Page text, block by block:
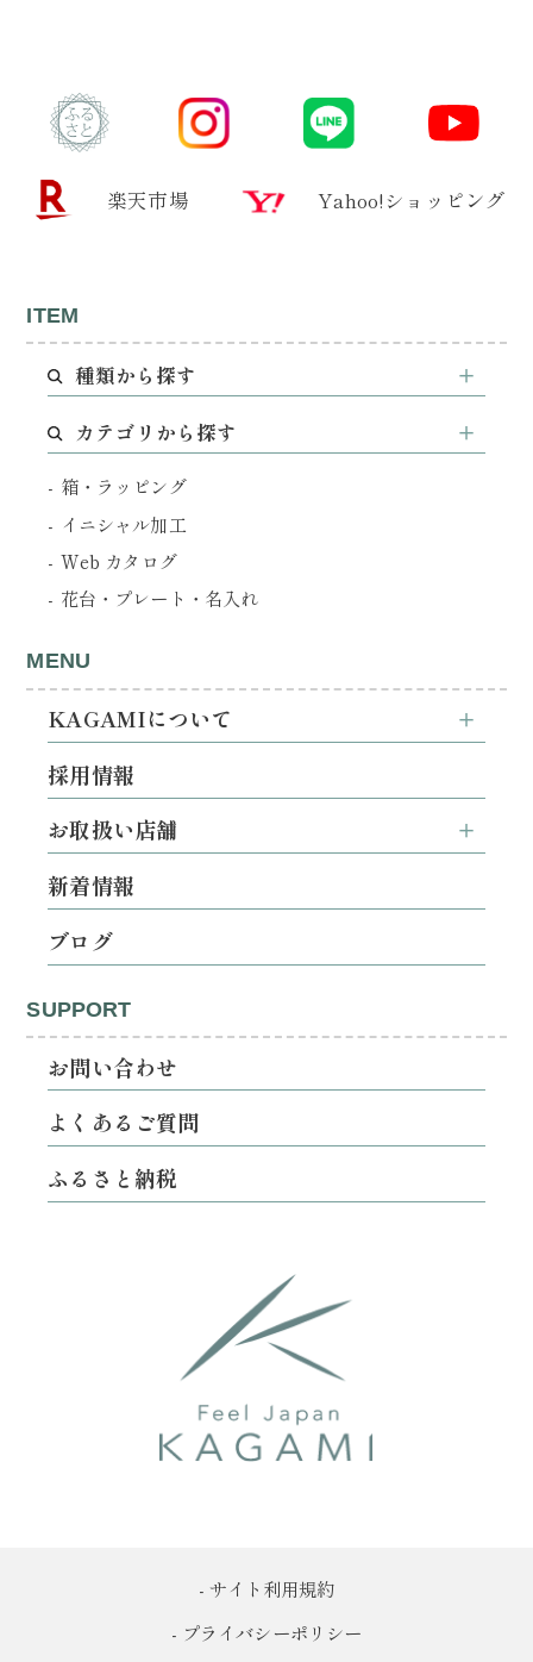
楽天市場 Yahoo!ショッピング
ITEM
種類から探す
カテゴリから探す
箱・ラッピング
イニシャル加工
Web カタログ
花台・プレート・名入れ
MENU
KAGAMIについて
採用情報
お取扱い店舗
新着情報
ブログ
SUPPORT
お問い合わせ
よくあるご質問
ふるさと納税
- サイト利用規約
- プライバシーポリシー